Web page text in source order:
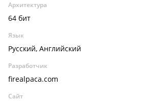
Архитектура
64 бит
Язык
Русский, Английский
Разработчик
firealpaca.com
Сайт